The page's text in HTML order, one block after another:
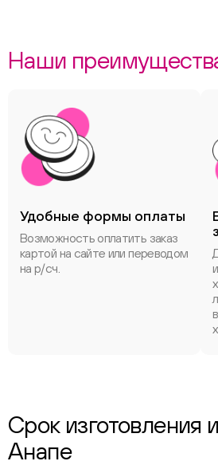
Наши
Удобные формы оплаты
Возможность оплатить заказ
картой на сайте или переводом
на р/сч.
Срок изготовления
Анапе